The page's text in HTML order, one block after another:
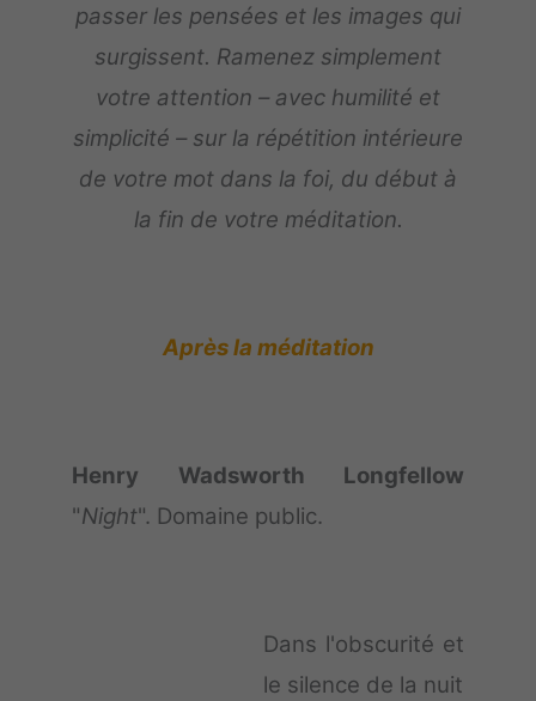
passer les pensées et les images qui
surgissent. Ramenez simplement
votre attention – avec humilité et
simplicité – sur la répétition intérieure
de votre mot dans la foi, du début à
la fin de votre méditation.
Après la méditation
Henry Wadsworth Longfellow
"Night". Domaine public.
Dans l'obscurité et
le silence de la nuit